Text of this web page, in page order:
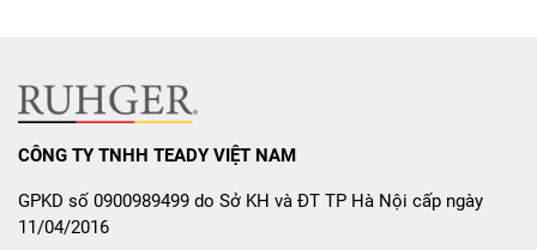
CÔNG TY TNHH TEADY VIỆT NAM
GPKD số 0900989499 do Sở KH và ĐT TP Hà Nội cấp ngày
11/04/2016